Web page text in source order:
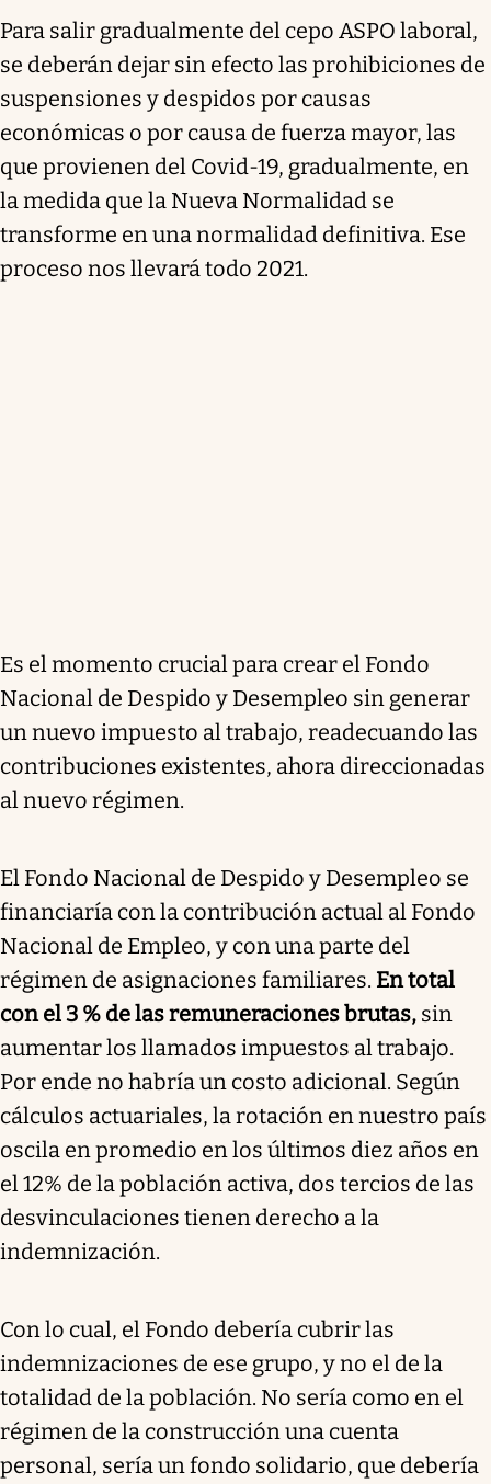
Para salir gradualmente del cepo ASPO laboral,
se deberán dejar sin efecto las prohibiciones de
suspensiones y despidos por causas
económicas o por causa de fuerza mayor, las
que provienen del Covid-19, gradualmente, en
la medida que la Nueva Normalidad se
transforme en una normalidad definitiva. Ese
proceso nos llevará todo 2021.
Es el momento crucial para crear el Fondo
Nacional de Despido y Desempleo sin generar
un nuevo impuesto al trabajo, readecuando las
contribuciones existentes, ahora direccionadas
al nuevo régimen.
El Fondo Nacional de Despido y Desempleo se
financiaría con la contribución actual al Fondo
Nacional de Empleo, y con una parte del
régimen de asignaciones familiares. En total
con el 3 % de las remuneraciones brutas, sin
aumentar los llamados impuestos al trabajo.
Por ende no habría un costo adicional. Según
cálculos actuariales, la rotación en nuestro país
oscila en promedio en los últimos diez años en
el 12% de la población activa, dos tercios de las
desvinculaciones tienen derecho a la
indemnización.
Con lo cual, el Fondo debería cubrir las
indemnizaciones de ese grupo, y no el de la
totalidad de la población. No sería como en el
régimen de la construcción una cuenta
personal, sería un fondo solidario, que debería